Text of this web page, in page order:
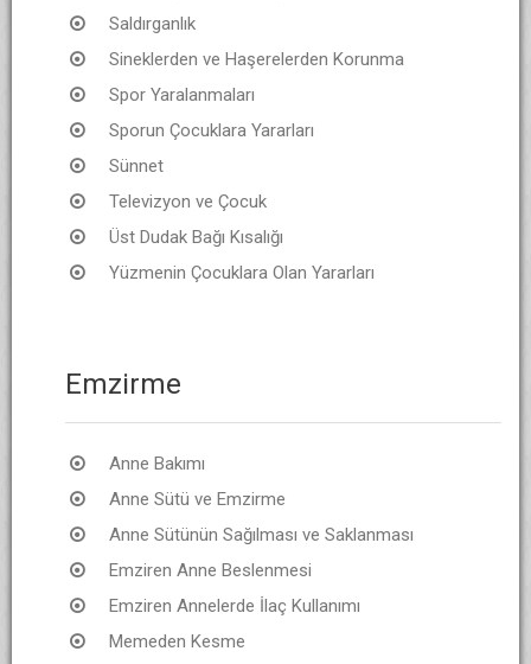
Saldırganlık
Sineklerden ve Haşerelerden Korunma
Spor Yaralanmaları
Sporun Çocuklara Yararları
Sünnet
Televizyon ve Çocuk
Üst Dudak Bağı Kısalığı
Yüzmenin Çocuklara Olan Yararları
Emzirme
Anne Bakımı
Anne Sütü ve Emzirme
Anne Sütünün Sağılması ve Saklanması
Emziren Anne Beslenmesi
Emziren Annelerde İlaç Kullanımı
Memeden Kesme